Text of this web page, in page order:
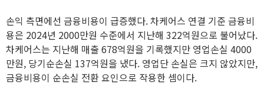
손익 측면에선 금융비용이 급증했다. 차케어스 연결 기준 금융비
용은 2024년 2000만원 수준에서 지난해 322억원으로 불어났다.
차케어스는 지난해 매출 678억원을 기록했지만 영업손실 4000
만원, 당기순손실 137억원을 냈다. 영업단 손실은 크지 않았지만,
금융비용이 순손실 전환 요인으로 작용한 셈이다.